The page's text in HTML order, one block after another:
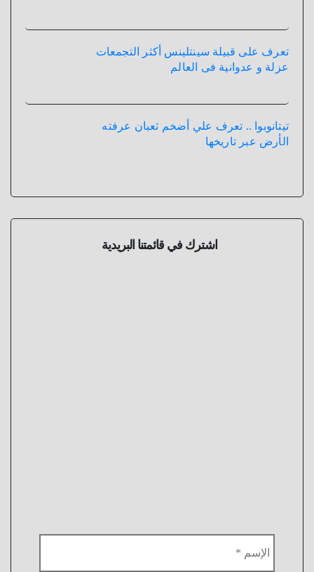
تعرف على قبيلة سينتلينس أكثر التجمعات
عزلة و عدوانية فى العالم
تيتانوبوا .. تعرف علي أضخم ثعبان عرفته
الأرض عبر تاريخها
اشترك في قائمتنا البريدية